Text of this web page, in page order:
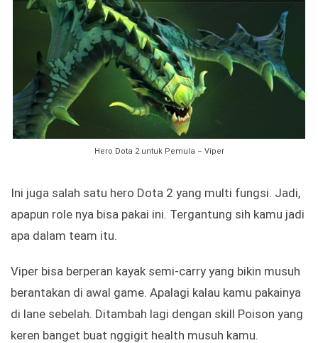
Hero Dota 2 untuk Pemula – Viper
Ini juga salah satu hero Dota 2 yang multi fungsi. Jadi,
apapun role nya bisa pakai ini. Tergantung sih kamu jadi
apa dalam team itu.
Viper bisa berperan kayak semi-carry yang bikin musuh
berantakan di awal game. Apalagi kalau kamu pakainya
di lane sebelah. Ditambah lagi dengan skill Poison yang
keren banget buat nggigit health musuh kamu.